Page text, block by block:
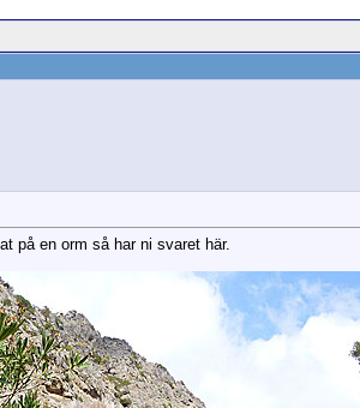
på en orm så har ni svaret här.